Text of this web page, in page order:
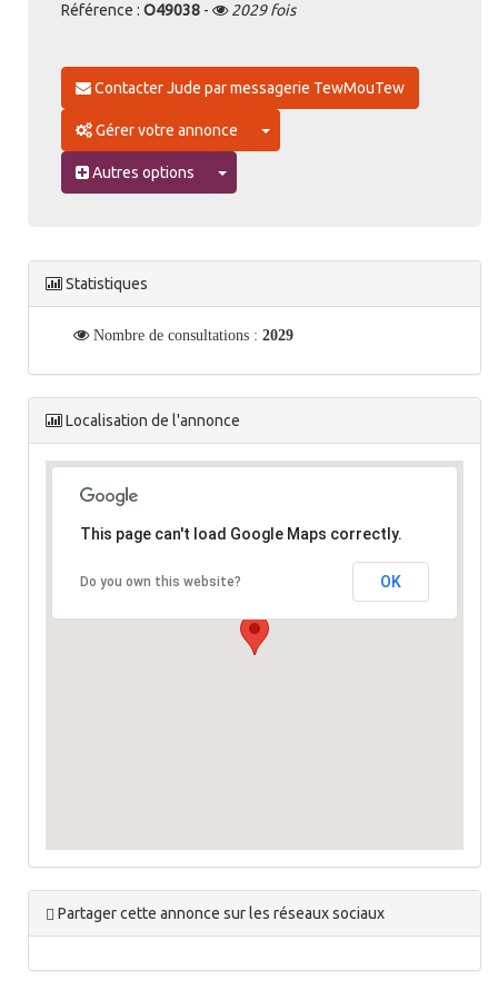
Référence : O49038 - 2029 fois
Contacter Jude par messagerie TewMouTew
Gérer votre annonce Toggle Dropdown
Autres options Toggle Dropdown
Statistiques
Nombre de consultations : 2029
Localisation de l'annonce
This page can't load Google Maps correctly.
Do you own this website? OK
Partager cette annonce sur les réseaux sociaux